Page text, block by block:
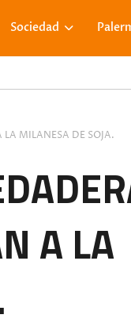
Sociedad
LA MILANESA DE SOJA.
A LA